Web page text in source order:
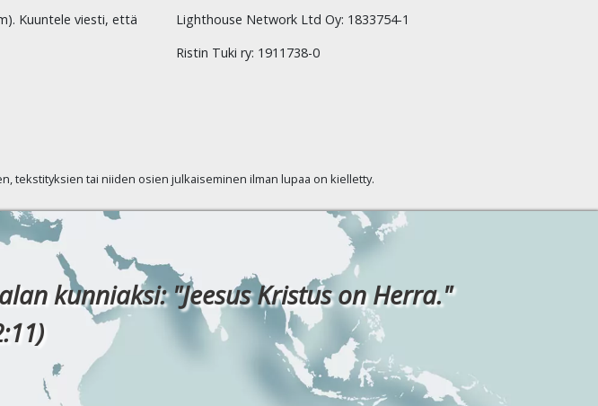
Kuuntele viesti, että
Lighthouse Network Ltd Oy: 1833754-1
Ristin Tuki ry: 1911738-0
tekstityksien tai niiden osien julkaiseminen ilman lupaa on kielletty.
kunniaksi: "Jeesus Kristus on Herra."